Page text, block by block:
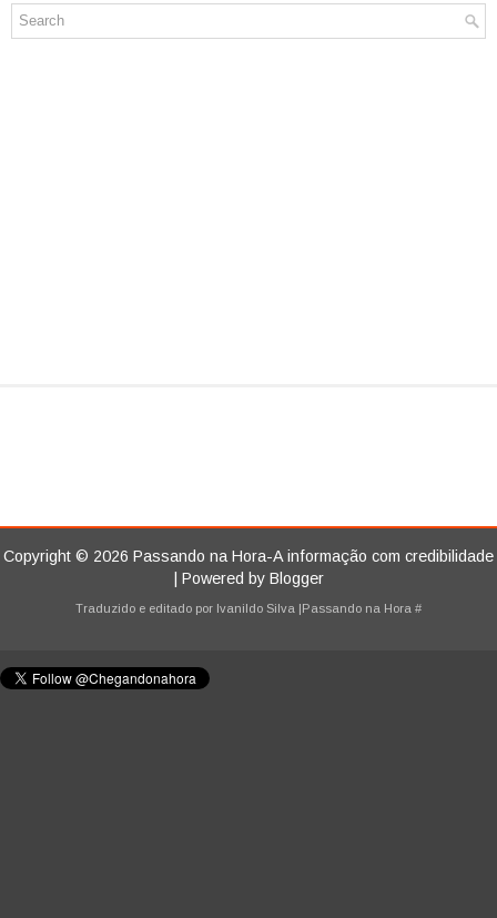
Copyright © 2026 Passando na Hora-A informação com credibilidade
| Powered by Blogger
Traduzido e editado por Ivanildo Silva |Passando na Hora #